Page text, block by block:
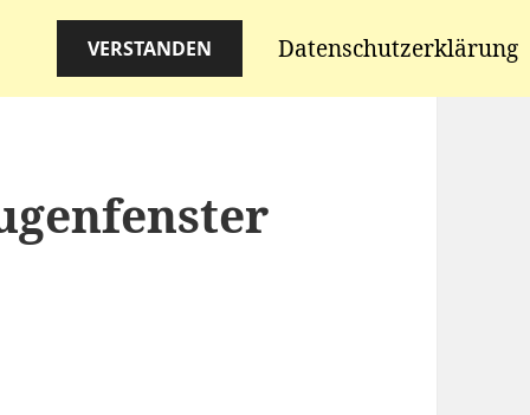
VERSTANDEN Datenschutzerklärung